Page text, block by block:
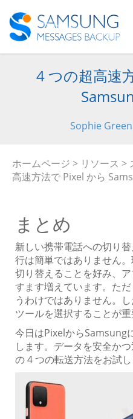
4 つの超高速
Sophie Green
ホームページ > リソース >
高速方法で Pixel から
まとめ
新しい携帯電話への切り
行は簡単ではありません
切り替えることを好み、
すます増えています。た
うわけではありません。
ツールを選択することが重
今日はPixelからSamsung
します。データを安全か
の 4 つの転送方法をお試し